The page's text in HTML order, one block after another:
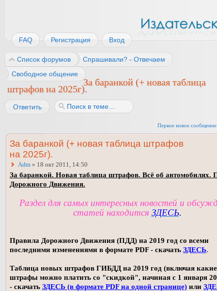
FAQ Регистрация Вход
Список форумов
Спрашивали? - Отвечаем
Свободное общение
За баранкой (+ новая таблица
штрафов на 2025г).
Ответить
Первое новое сообщение
За баранкой (+ новая таблица штрафов
на 2025г).
Adm » 18 окт 2011, 14:50
За баранкой. Новая таблица штрафов. Всё об автомобилях.
Дорожного Движения.
Раздел для самых интересных новостей и
статей находится ЗДЕСЬ.
Правила Дорожного Движения (ПДД) на 2019 год со всеми
последними изменениями в формате PDF - скачать ЗДЕСЬ.
Таблица новых штрафов ГИБДД на 2019 год (включая какие
штрафы можно платить со "скидкой", начиная с 1 января
- скачать ЗДЕСЬ (в формате PDF на одной странице) или